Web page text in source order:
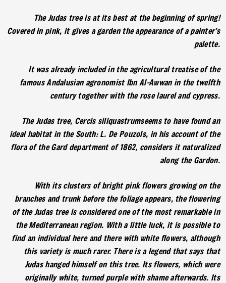
The Judas tree is at its best at the beginning of spring!
Covered in pink, it gives a garden the appearance of a painter’s
palette.
It was already included in the agricultural treatise of the
famous Andalusian agronomist Ibn Al-Awwan in the twelfth
century together with the rose laurel and cypress.
The Judas tree, Cercis siliquastrumseems to have found an
ideal habitat in the South: L. De Pouzols, in his account of the
flora of the Gard department of 1862, considers it naturalized
along the Gardon.
With its clusters of bright pink flowers growing on the
branches and trunk before the foliage appears, the flowering
of the Judas tree is considered one of the most remarkable in
the Mediterranean region. With a little luck, it is possible to
find an individual here and there with white flowers, although
this variety is much rarer. There is a legend that says that
Judas hanged himself on this tree. Its flowers, which were
originally white, turned purple with shame afterwards. Its